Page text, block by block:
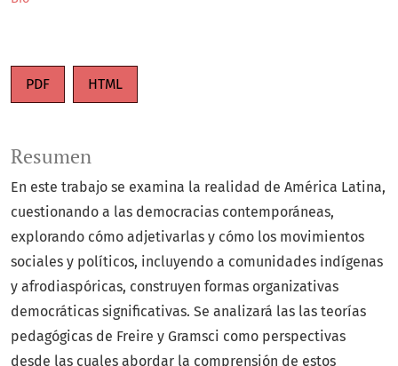
PDF HTML
Resumen
En este trabajo se examina la realidad de América Latina,
cuestionando a las democracias contemporáneas,
explorando cómo adjetivarlas y cómo los movimientos
sociales y políticos, incluyendo a comunidades indígenas
y afrodiaspóricas, construyen formas organizativas
democráticas significativas. Se analizará las las teorías
pedagógicas de Freire y Gramsci como perspectivas
desde las cuales abordar la comprensión de estos